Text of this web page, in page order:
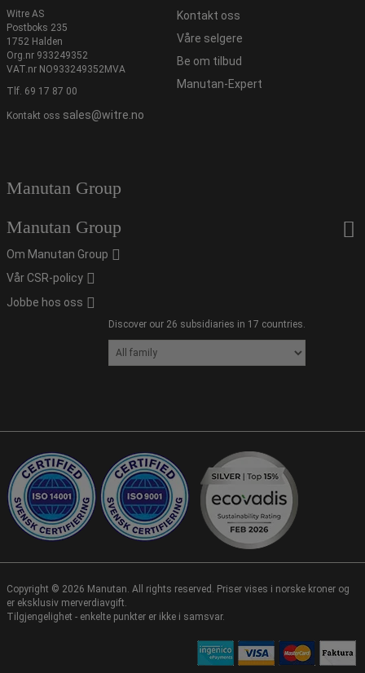
Witre AS
Postboks 235
1752 Halden
Org.nr 933249352
VAT.nr NO933249352MVA
Tlf. 69 17 87 00
Kontakt oss sales@witre.no
Kontakt oss
Våre selgere
Be om tilbud
Manutan-Expert
Manutan Group
Manutan Group
Om Manutan Group
Vår CSR-policy
Jobbe hos oss
Discover our 26 subsidiaries in 17 countries.
Copyright © 2026 Manutan. All rights reserved. Priser vises i norske kroner og
er eksklusiv merverdiavgift.
Tilgjengelighet - enkelte punkter er ikke i samsvar.